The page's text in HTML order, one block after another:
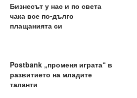
Бизнесът у нас и по света
чака все по-дълго
плащанията си
Postbank „променя играта“ в
развитието на младите
таланти